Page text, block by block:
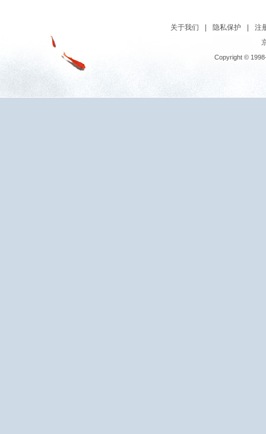
关于我们 隐私保护
注
Copyright ©